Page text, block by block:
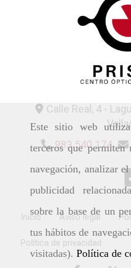
Este sitio web
terceros que
navegación, analizar
publicidad
sobre la base de un
tus hábitos de
visitadas). Política de
Calle Real, 4 -
983 540 174
Inicio Aviso legal
Política de privacidad